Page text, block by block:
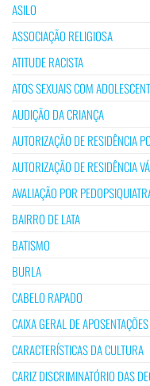
ASILO
ASSOCIAÇÃO RELIGIOSA
ATITUDE RACISTA
ATOS SEXUAIS COM
AUDIÇÃO DA CRIANÇA
AUTORIZAÇÃO DE RESIDÊNCIA
AUTORIZAÇÃO DE RESIDÊNCIA
AVALIAÇÃO POR
BAIRRO DE LATA
BATISMO
BURLA
CABELO RAPADO
CAIXA GERAL DE APOSENTAÇÕES
CARACTERÍSTICAS DA CULTURA
CARIZ DISCRIMINATÓRIO DAS